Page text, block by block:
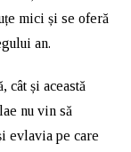
mici și se oferă
an.
cât și această
nu vin să
evlavia pe care